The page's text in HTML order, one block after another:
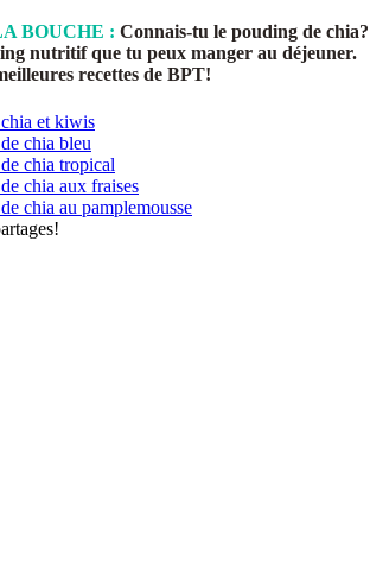
BOUCHE : Connais-tu le pouding de chia?
nutritif que tu peux manger au déjeuner.
recettes de BPT!
et kiwis
chia bleu
chia tropical
chia aux fraises
chia au pamplemousse